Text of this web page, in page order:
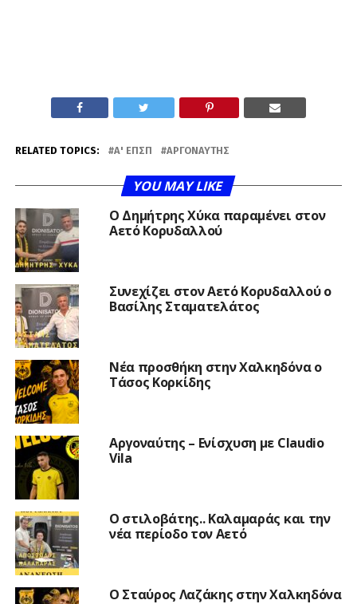
RELATED TOPICS: Α' ΕΠΣΠ ΑΡΓΟΝΑΎΤΗΣ
YOU MAY LIKE
O Δημήτρης Χύκα παραμένει στον
Αετό Κορυδαλλού
Συνεχίζει στον Αετό Κορυδαλλού ο
Βασίλης Σταματελάτος
Νέα προσθήκη στην Χαλκηδόνα ο
Τάσος Κορκίδης
Αργοναύτης – Ενίσχυση με Claudio
Vila
Ο στιλοβάτης.. Καλαμαράς και την
νέα περίοδο τον Αετό
Ο Σταύρος Λαζάκης στην Χαλκηδόνα